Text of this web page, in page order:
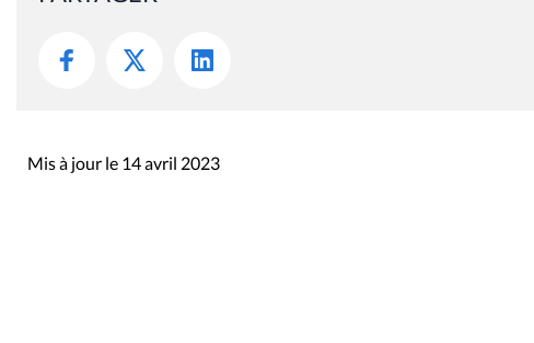
Mis à jour le 14 avril 2023